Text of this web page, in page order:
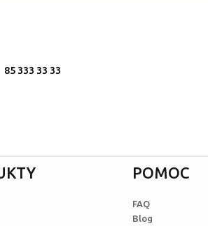
85 333 33 33
POMOC
FAQ
Blog